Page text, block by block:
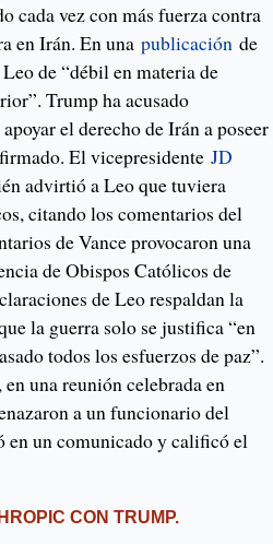
cada vez con más fuerza contra
en Irán. En unapublicación de
de “débil en materia de
Trump ha acusado
el derecho de Irán a poseer
El vicepresidenteJD
advirtió a Leo que tuviera
citando los comentarios del
de Vance provocaron una
de Obispos Católicos de
de Leo respaldan la
la guerra solo se justifica “en
todos los esfuerzos de paz”.
una reunión celebrada en
a un funcionario del
en un comunicado y calificó el
CON TRUMP.